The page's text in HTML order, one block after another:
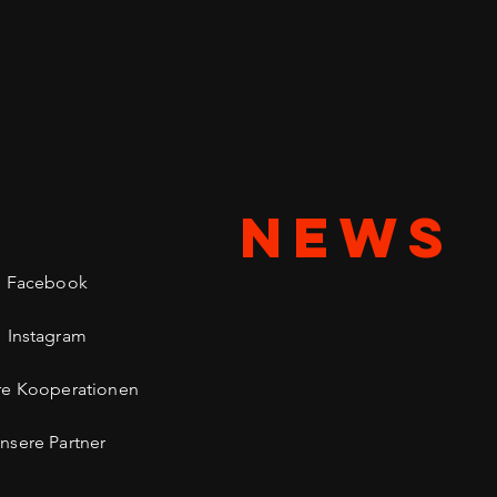
Facebook
Instagram
Kooperationen
Partner
NEWS